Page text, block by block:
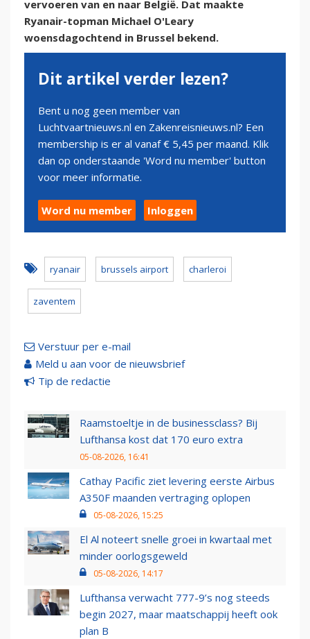
vervoeren van en naar België. Dat maakte
Ryanair-topman Michael O'Leary
woensdagochtend in Brussel bekend.
Dit artikel verder lezen?
Bent u nog geen member van
Luchtvaartnieuws.nl en Zakenreisnieuws.nl? Een
membership is er al vanaf € 5,45 per maand. Klik
dan op onderstaande 'Word nu member' button
voor meer informatie.
Word nu member Inloggen
ryanair brussels airport charleroi
zaventem
Verstuur per e-mail
Meld u aan voor de nieuwsbrief
Tip de redactie
Raamstoeltje in de businessclass? Bij
Lufthansa kost dat 170 euro extra
05-08-2026, 16:41
Cathay Pacific ziet levering eerste Airbus
A350F maanden vertraging oplopen
05-08-2026, 15:25
El Al noteert snelle groei in kwartaal met
minder oorlogsgeweld
05-08-2026, 14:17
Lufthansa verwacht 777-9’s nog steeds
begin 2027, maar maatschappij heeft ook
plan B